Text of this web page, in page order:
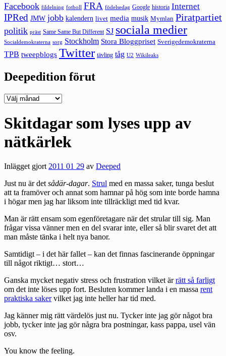
Facebook fildelning fotboll FRA födelsedag Google historia Internet
IPRed JMW jobb kalendern livet media musik Mymlan Piratpartiet
politik präst Same Same But Different SJ sociala medier
Socialdemokraterna sorg Stockholm Stora Bloggpriset Sverigedemokraterna
TPB tweepblogs Twitter tävling tåg U2 Wikileaks
Deepedition förut
Deepedition
Skitdagar som lyses upp av
nätkärlek
Inlägget gjort2011 01 29 av Deeped
Just nu är detsådär-dagar. Strul med en massa saker, tunga beslut
att ta framöver och annat som hamnar på hög som inte borde hamna
i högar men jag har liksom inte tillräckligt med tid kvar.
Man är rätt ensam som egenföretagare när det strular till sig. Man
frågar vissa vänner men en del svarar inte, eller så blir svaret det att
man måste tänka i helt nya banor.
Samtidigt – i det här fallet – kan det finnas fascinerande öppningar
till något riktigt… stort…
Ganska mycket negativ stress och frustration vilket ärrätt så farligt
om det inte löses upp fort. Besluten kommer landa i en massa rent
praktiska sakervilket jag inte heller har tid med.
Jag känner mig rätt värdelös just nu. Tycker inte jag gör något bra
jobb, tycker inte jag gör några bra postningar, kass pappa, usel vän
osv.
You know the feeling.